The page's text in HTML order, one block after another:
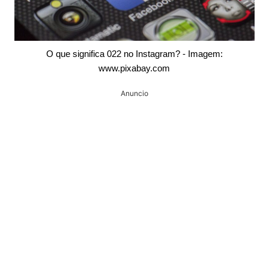
O que significa 022 no Instagram? - Imagem:
www.pixabay.com
Anuncio